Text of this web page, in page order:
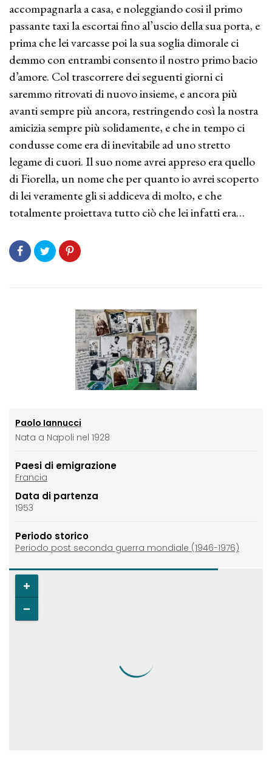
accompagnarla a casa, e noleggiando cosi il primo
passante taxi la escortai fino al’uscio della sua porta, e
prima che lei varcasse poi la sua soglia dimorale ci
demmo con entrambi consento il nostro primo bacio
d’amore. Col trascorrere dei seguenti giorni ci
saremmo ritrovati di nuovo insieme, e ancora più
avanti sempre più ancora, restringendo così la nostra
amicizia sempre più solidamente, e che in tempo ci
condusse come era di inevitabile ad uno stretto
legame di cuori. Il suo nome avrei appreso era quello
di Fiorella, un nome che per quanto io avrei scoperto
di lei veramente gli si addiceva di molto, e che
totalmente proiettava tutto ciò che lei infatti era…
Paolo Iannucci
Nata a Napoli nel 1928
Paesi di emigrazione
Francia
Data di partenza
1953
Periodo storico
Periodo post seconda guerra mondiale (1946-1976)